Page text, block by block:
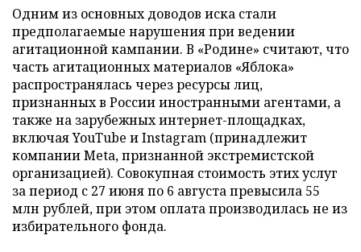
Одним из основных доводов иска стали
предполагаемые нарушения при ведении
агитационной кампании. В «Родине» считают, что
часть агитационных материалов «Яблока»
распространялась через ресурсы лиц,
признанных в России иностранными агентами, а
также на зарубежных интернет-площадках,
включая YouTube и Instagram (принадлежит
компании Meta, признанной экстремистской
организацией). Совокупная стоимость этих услуг
за период с 27 июня по 6 августа превысила 55
млн рублей, при этом оплата производилась не из
избирательного фонда.